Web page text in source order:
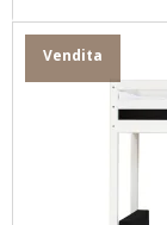
Vendita